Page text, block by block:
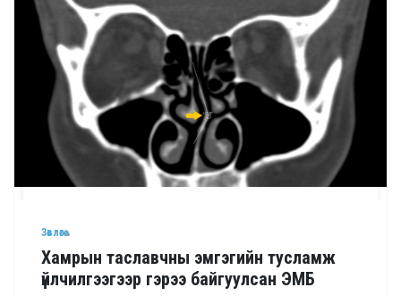
Зөвлөгөө
Хамрын таславчны эмгэгийн тусламж
үйлчилгээгээр гэрээ байгуулсан ЭМБ